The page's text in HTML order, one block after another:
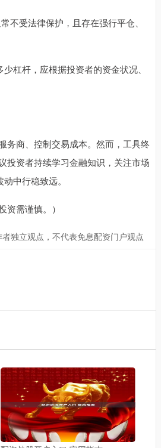
不受法律保护，且存在强行平仓、
杠杆，应根据投资者的资金状况、
务商、控制交易成本。然而，工具终
投资者持续学习金融知识，关注市场
中行稳致远。
资需谨慎。）
独立观点，不代表免息配资门户观点